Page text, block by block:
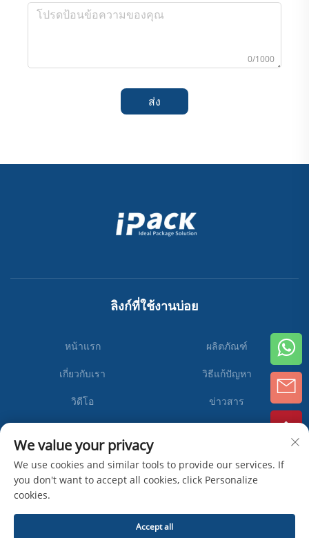
0/1000
ส่ง
ลิงก์ที่ใช้งานบ่อย
หน้าแรก ผลิตภัณฑ์
เกี่ยวกับเรา วิธีแก้ปัญหา
วิดีโอ ข่าวสาร
We value your privacy
We use cookies and similar tools to provide our services. If
you don't want to accept all cookies, click Personalize
cookies.
Accept all